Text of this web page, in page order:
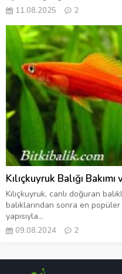
11.08.2025 2
Kılıçkuyruk Balığı
Kılıçkuyruk, canlı doğuran
balıklarından sonra en
yapısıyla...
09.08.2024 2